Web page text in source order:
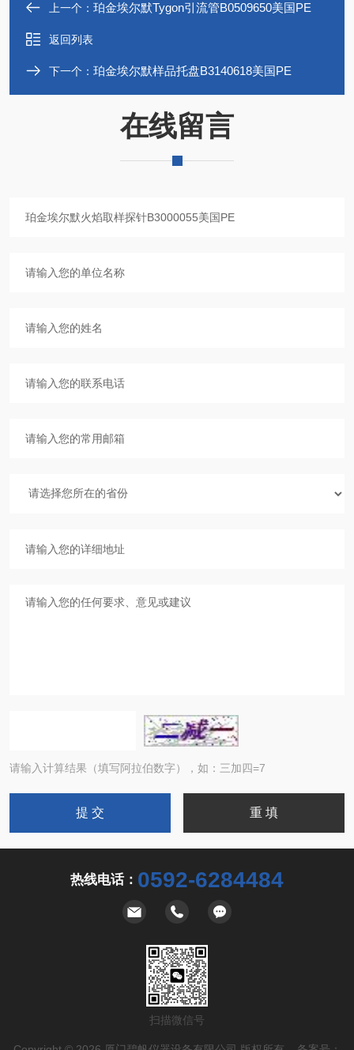
上一个： 珀金埃尔默Tygon引流管B0509650美国PE
返回列表
下一个： 珀金埃尔默样品托盘B3140618美国PE
在线留言
请输入计算结果（填写阿拉伯数字），如：三加四=7
热线电话： 0592-6284484
扫描微信号